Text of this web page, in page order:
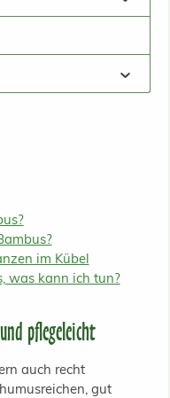
im Kübel
was kann ich tun?
pflegeleicht
auch recht
gut